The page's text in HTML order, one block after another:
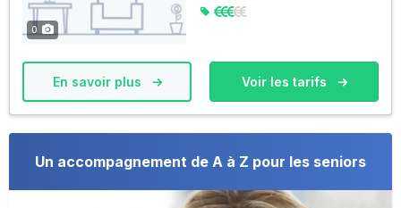
0
En savoir plus Voir les tarifs
Un accompagnement de A à Z pour les seniors